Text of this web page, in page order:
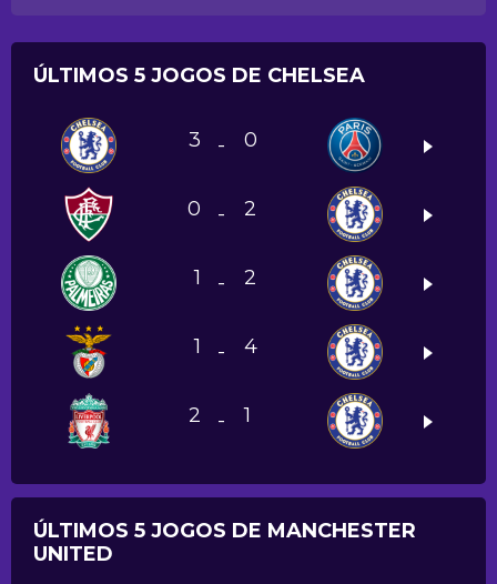
ÚLTIMOS 5 JOGOS DE CHELSEA
3 - 0
0 - 2
1 - 2
1 - 4
2 - 1
ÚLTIMOS 5 JOGOS DE MANCHESTER
UNITED